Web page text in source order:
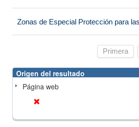
Zonas de Especial Protección para
Primera
Origen del resultado
Página web